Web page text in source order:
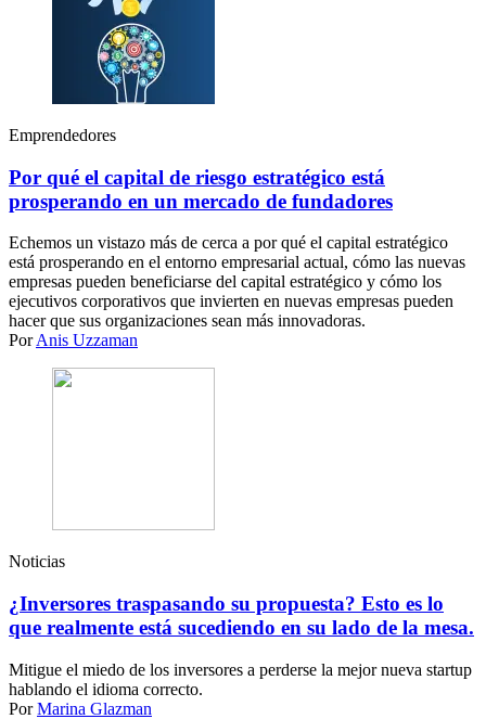
Emprendedores
Por qué el capital de riesgo estratégico está
prosperando en un mercado de fundadores
Echemos un vistazo más de cerca a por qué el capital estratégico
está prosperando en el entorno empresarial actual, cómo las nuevas
empresas pueden beneficiarse del capital estratégico y cómo los
ejecutivos corporativos que invierten en nuevas empresas pueden
hacer que sus organizaciones sean más innovadoras.
PorAnis Uzzaman
Noticias
¿Inversores traspasando su propuesta? Esto es lo
que realmente está sucediendo en su lado de la mesa.
Mitigue el miedo de los inversores a perderse la mejor nueva startup
hablando el idioma correcto.
PorMarina Glazman